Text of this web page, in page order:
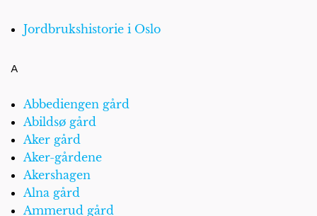
Jordbrukshistorie i Oslo
A
Abbediengen gård
Abildsø gård
Aker gård
Aker-gårdene
Akershagen
Alna gård
Ammerud gård